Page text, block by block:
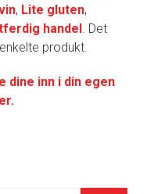
, Lite gluten,
handel. Det
produkt.
dine inn i din egen